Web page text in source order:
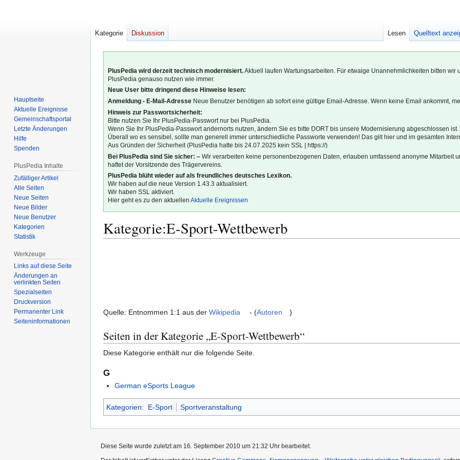
PlusPedia wird derzeit technisch modernisiert.Aktuell laufen Wartungsarbeiten. Für etwaige Unannehmlichkeiten bitten
PlusPedia genauso nutzen wie immer.
Neue User bitte dringend diese Hinweise lesen:
Anmeldung - E-Mail-Adresse Neue Benutzer benötigen ab sofort eine gültige Email-Adresse. Wenn keine Email ankommt,
Hinweis zur Passwortsicherheit:
Bitte nutzen Sie Ihr PlusPedia-Passwort nur bei PlusPedia.
Wenn Sie Ihr PlusPedia-Passwort andernorts nutzen, ändern Sie es bitte DORT bis unsere Modernisierung abgeschlossen ist.
Überall wo es sensibel, sollte man generell immer unterschiedliche Passworte verwenden! Das gilt hier und im gesamten
Aus Gründen der Sicherheit (PlusPedia hatte bis 24.07.2025 kein SSL | https://)
Bei PlusPedia sind Sie sicher: – Wir verarbeiten keine personenbezogenen Daten, erlauben umfassend anonyme Mitarbeit
haftet der Vorsitzende des Trägervereins.
PlusPedia blüht wieder auf als freundliches deutsches Lexikon.
Wir haben auf die neue Version 1.43.3 aktualisiert.
Wir haben SSL aktiviert.
Hier geht es zu den aktuellenAktuelle Ereignissen
Kategorie:E-Sport-Wettbewerb
Quelle: Entnommen 1:1 aus der Wikipedia - (Autoren )
Seiten in der Kategorie „E-Sport-Wettbewerb“
Diese Kategorie enthält nur die folgende Seite.
G
German eSports League
Kategorien: E-Sport Sportveranstaltung
Kategorie Diskussion Lesen Quelltext
Hauptseite
Aktuelle Ereignisse
Gemeinschafts­portal
Letzte Änderungen
Hilfe
Spenden
PlusPedia Inhalte
Zufälliger Artikel
Alle Seiten
Neue Seiten
Neue Bilder
Neue Benutzer
Kategorien
Statistik
Werkzeuge
Links auf diese Seite
Änderungen an
verlinkten Seiten
Spezialseiten
Druckversion
Permanenter Link
Seiten­­informationen
Diese Seite wurde zuletzt am 16. September 2010 um 21:32 Uhr bearbeitet.